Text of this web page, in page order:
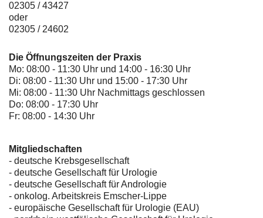
02305 / 43427
oder
02305 / 24602
Die Öffnungszeiten der Praxis
Mo: 08:00 - 11:30 Uhr und 14:00 - 16:30 Uhr
Di: 08:00 - 11:30 Uhr und 15:00 - 17:30 Uhr
Mi: 08:00 - 11:30 Uhr Nachmittags geschlossen
Do: 08:00 - 17:30 Uhr
Fr: 08:00 - 14:30 Uhr
Mitgliedschaften
- deutsche Krebsgesellschaft
- deutsche Gesellschaft für Urologie
- deutsche Gesellschaft für Andrologie
- onkolog. Arbeitskreis Emscher-Lippe
- europäische Gesellschaft für Urologie (EAU)